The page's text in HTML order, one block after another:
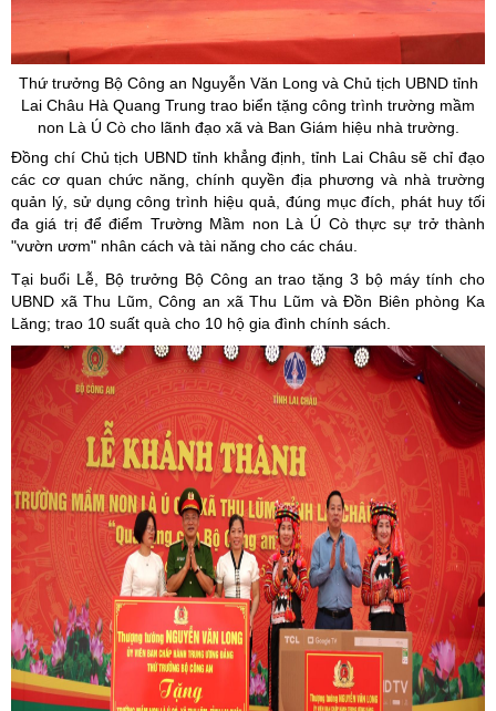
Thứ trưởng Bộ Công an Nguyễn Văn Long và Chủ tịch UBND tỉnh
Lai Châu Hà Quang Trung trao biển tặng công trình trường mầm
non Là Ú Cò cho lãnh đạo xã và Ban Giám hiệu nhà trường.
Đồng chí Chủ tịch UBND tỉnh khẳng định, tỉnh Lai Châu sẽ chỉ đạo
các cơ quan chức năng, chính quyền địa phương và nhà trường
quản lý, sử dụng công trình hiệu quả, đúng mục đích, phát huy tối
đa giá trị để điểm Trường Mầm non Là Ú Cò thực sự trở thành
"vườn ươm" nhân cách và tài năng cho các cháu.
Tại buổi Lễ, Bộ trưởng Bộ Công an trao tặng 3 bộ máy tính cho
UBND xã Thu Lũm, Công an xã Thu Lũm và Đồn Biên phòng Ka
Lăng; trao 10 suất quà cho 10 hộ gia đình chính sách.